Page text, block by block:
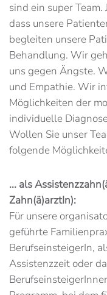
sind ein super
dass unsere
begleiten unsere
Behandlung. Wir
uns gegen Ängste.
und Empathie. Wir
Möglichkeiten der
individuelle
Wollen Sie unser
folgende
... als
Zahn(ä)arztIn):
Für unsere
geführte
BerufseinsteigerIn,
Assistenzzeit oder